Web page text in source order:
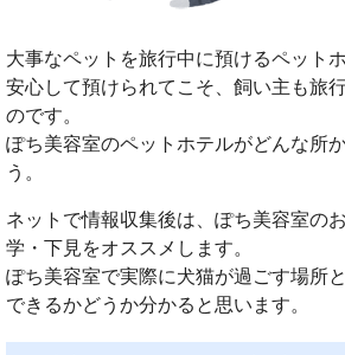
大事なペットを旅行中に預けるペットホ
安心して預けられてこそ、飼い主も旅
のです。
ぽち美容室のペットホテルがどんな所
う。
ネットで情報収集後は、ぽち美容室の
学・下見をオススメします。
ぽち美容室で実際に犬猫が過ごす場所
できるかどうか分かると思います。